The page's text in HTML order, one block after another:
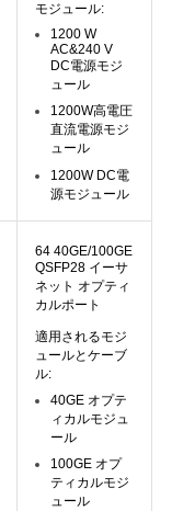
モジュール:
1200 W
AC&240 V
DC電源モジ
ュール
1200W高電圧
直流電源モジ
ュール
1200W DC電
源モジュール
64 40GE/100GE
QSFP28 イーサ
ネット オプティ
カルポート
適用されるモジ
ュールとケーブ
ル:
40GE オプテ
ィカルモジュ
ール
100GE オプ
ティカルモジ
ュール